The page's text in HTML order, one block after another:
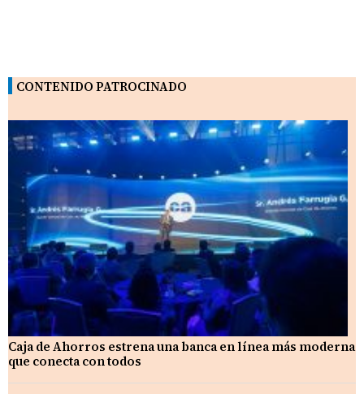
CONTENIDO PATROCINADO
Caja de Ahorros estrena una banca en línea más moderna
que conecta con todos